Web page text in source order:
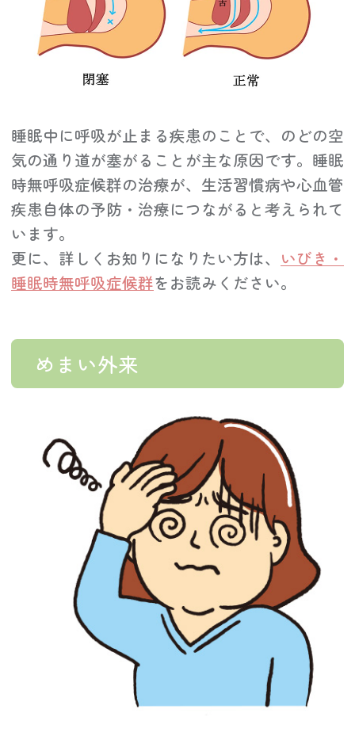
睡眠中に呼吸が止まる疾患のことで、のどの空
気の通り道が塞がることが主な原因です。睡眠
時無呼吸症候群の治療が、生活習慣病や心血管
疾患自体の予防・治療につながると考えられて
います。
更に、詳しくお知りになりたい方は、 いびき・
睡眠時無呼吸症候群をお読みください。
めまい外来